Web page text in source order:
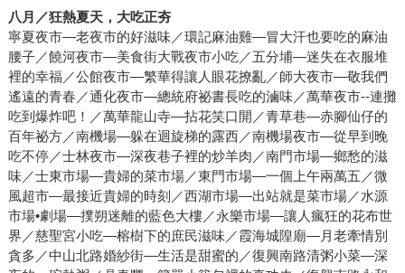
八月／狂熱夏天，大吃正夯
寧夏夜市—老夜市的好滋味／環記麻油雞—冒大汗也要吃的麻油
腰子／饒河夜市—美食街大戰夜市小吃／五分埔—迷失在衣服堆
裡的幸福／公館夜市—繁華得讓人眼花撩亂／師大夜市—敬我們
遙遠的青春／通化夜市—總統府祕書長吃的滷味／萬華夜市--連攤
吃到爆炸吧！／萬華龍山寺—拈花笑口開／青草巷—赤腳仙仔的
百年祕方／南機場—躲在迴旋梯的露西／南機場夜市—從早到晚
吃不停／士林夜市—深夜巷子裡的炒羊肉／南門市場—鄉愁的滋
味／士東市場—貴婦的菜市場／東門市場—一個上午兩萬五／微
風超市—最接近貴婦的時刻／西湖市場—出站就是菜市場／水源
市場•劇場—撲朔迷離的藍色大樓／永樂市場—讓人瘋狂的花布世
界／慈聖宮小吃—榕樹下的庶民滋味／霞海城隍廟—月老牽情別
貪多／中山北路婚紗街—生活是甜蜜的／復興南路清粥小菜—深